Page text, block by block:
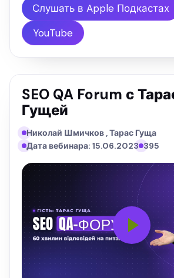
серьезно заняться
сайта. Из нового подкаста вы …
Слушать в Apple Подкастах
YouTube
SEO QA Forum с
Гущей
Николай Шмичков , Тарас Гуща
Дата вебинара: 15.06.2023 395